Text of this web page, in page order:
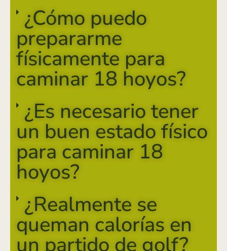
¿Cómo puedo
prepararme
físicamente para
caminar 18 hoyos?
¿Es necesario tener
un buen estado físico
para caminar 18
hoyos?
¿Realmente se
queman calorías en
un partido de golf?